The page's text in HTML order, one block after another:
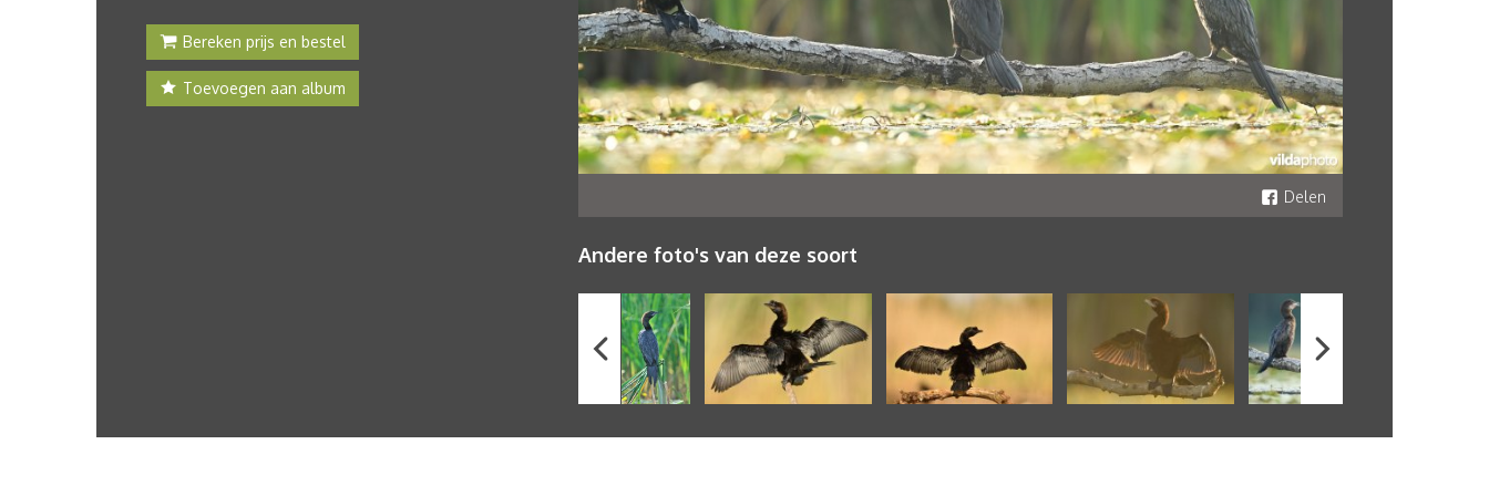
Bereken prijs en bestel
Toevoegen aan album
Delen
Andere foto's van deze soort